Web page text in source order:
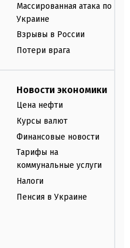
Массированная атака по
Украине
Взрывы в России
Потери врага
Новости экономики
Цена нефти
Курсы валют
Финансовые новости
Тарифы на
коммунальные услуги
Налоги
Пенсия в Украине